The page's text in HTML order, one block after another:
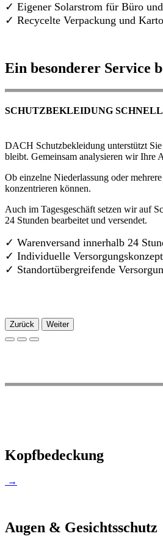
✓ Eigener Solarstrom für Büro
✓ Recycelte Verpackung und
Ein besonderer Service
SCHUTZBEKLEIDUNG
DACH Schutzbekleidung unterstützt
bleibt. Gemeinsam analysieren wir Ihre
Ob einzelne Niederlassung oder
konzentrieren können.
Auch im Tagesgeschäft setzen wir auf
24 Stunden bearbeitet und versendet.
✓ Warenversand innerhalb 24
✓ Individuelle
✓ Standortübergreifende
Zurück Weiter
Kopfbedeckung
→
Augen & Gesichtsschutz